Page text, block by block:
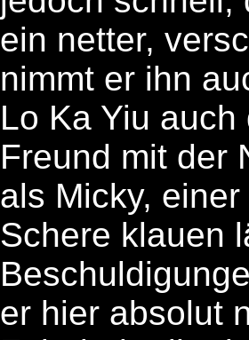
ein netter,
nimmt er ihn
Lo Ka Yiu
Freund mit der
als Micky,
Schere klauen
er hier absolut